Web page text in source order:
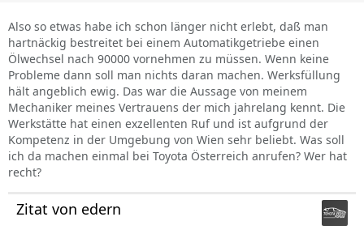
Also so etwas habe ich schon länger nicht erlebt, daß man
hartnäckig bestreitet bei einem Automatikgetriebe einen
Ölwechsel nach 90000 vornehmen zu müssen. Wenn keine
Probleme dann soll man nichts daran machen. Werksfüllung
hält angeblich ewig. Das war die Aussage von meinem
Mechaniker meines Vertrauens der mich jahrelang kennt. Die
Werkstätte hat einen exzellenten Ruf und ist aufgrund der
Kompetenz in der Umgebung von Wien sehr beliebt. Was soll
ich da machen einmal bei Toyota Österreich anrufen? Wer hat
recht?
Zitat von edern